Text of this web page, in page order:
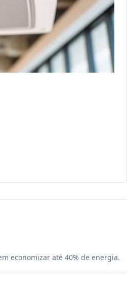
economizar até 40% de energia.